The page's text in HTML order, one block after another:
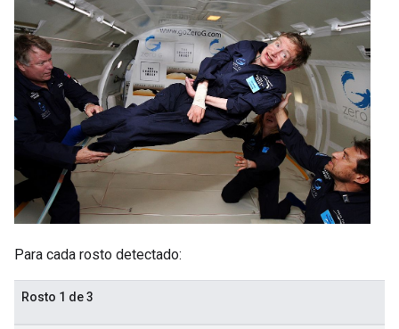
Para cada rosto detectado:
Rosto 1 de 3